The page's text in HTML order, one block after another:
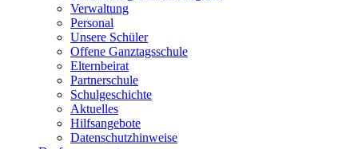
Verwaltung
Personal
Unsere Schüler
Offene Ganztagsschule
Elternbeirat
Partnerschule
Schulgeschichte
Aktuelles
Hilfsangebote
Datenschutzhinweise